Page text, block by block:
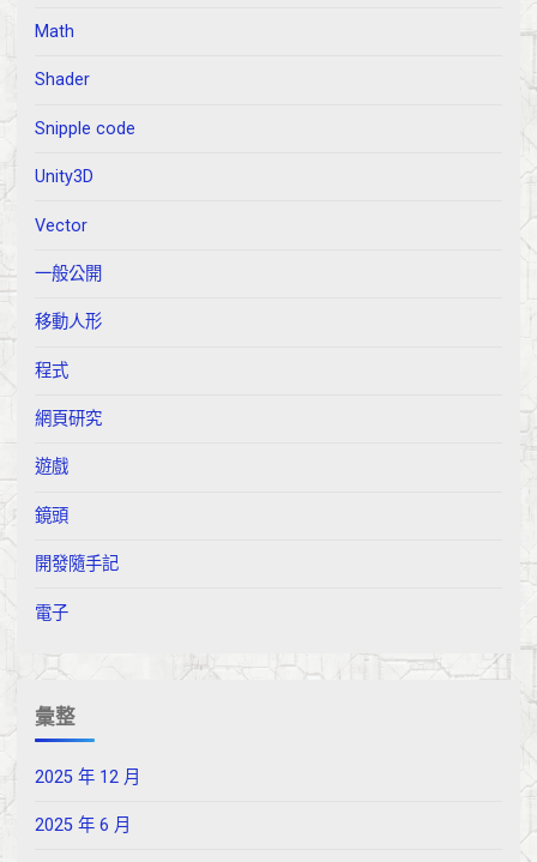
Math
Shader
Snipple code
Unity3D
Vector
一般公開
移動人形
程式
網頁研究
遊戲
鏡頭
開發隨手記
電子
彙整
2025 年 12 月
2025 年 6 月